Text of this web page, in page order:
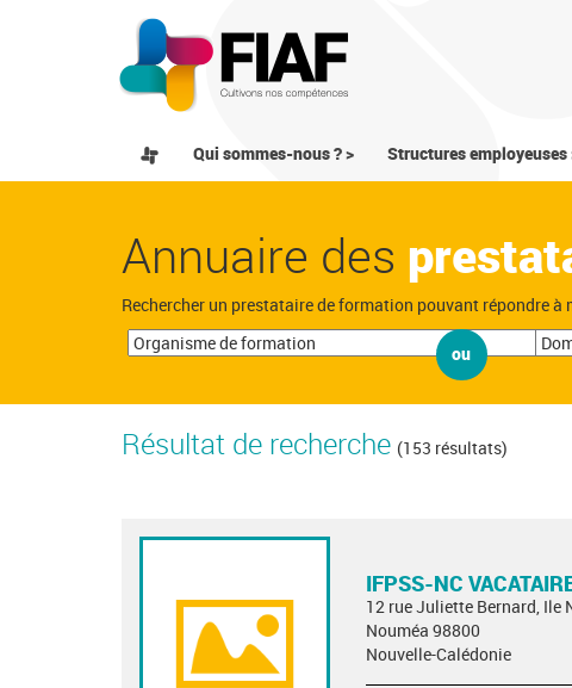
Qui sommes-nous ? > Structures employeuses
Annuaire des
Rechercher un prestataire de formation pouvant répondre à
ou
Résultat de recherche (153 résultats)
IFPSS-NC
12 rue Juliette Bernard, Ile
Nouméa 98800
Nouvelle-Calédonie